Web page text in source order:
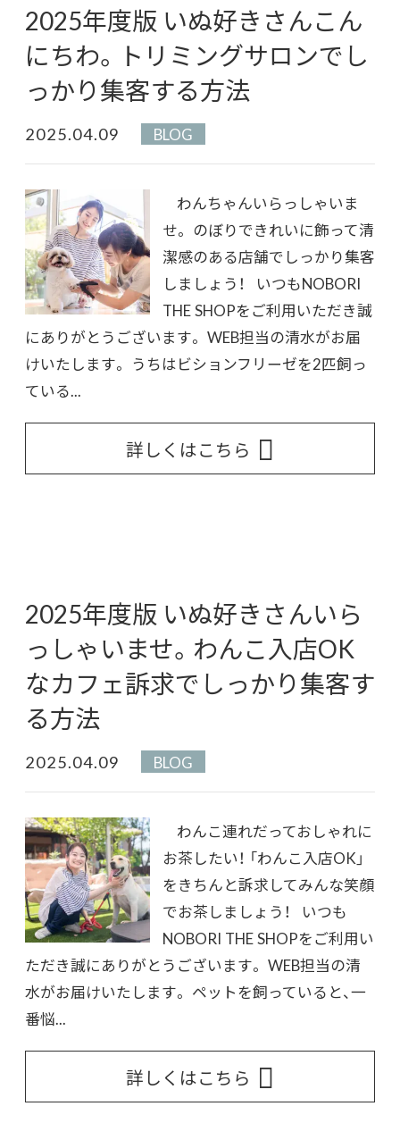
2025年度版 いぬ好きさんこん
にちわ。トリミングサロンでし
っかり集客する方法
2025.04.09 BLOG
わんちゃんいらっしゃいま
せ。 のぼりできれいに飾って清
潔感のある店舗でしっかり集客
しましょう！ いつもNOBORI
THE SHOPをご利用いただき誠
にありがとうございます。 WEB担当の清水がお届
けいたします。 うちはビションフリーゼを2匹飼っ
ている...
詳しくはこちら
2025年度版 いぬ好きさんいら
っしゃいませ。わんこ入店OK
なカフェ訴求でしっかり集客す
る方法
2025.04.09 BLOG
わんこ連れだっておしゃれに
お茶したい！ 「わんこ入店OK」
をきちんと訴求してみんな笑顔
でお茶しましょう！ いつも
NOBORI THE SHOPをご利用い
ただき誠にありがとうございます。 WEB担当の清
水がお届けいたします。 ペットを飼っていると、一
番悩...
詳しくはこちら